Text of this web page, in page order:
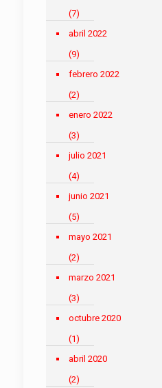
(7)
abril 2022
(9)
febrero 2022
(2)
enero 2022
(3)
julio 2021
(4)
junio 2021
(5)
mayo 2021
(2)
marzo 2021
(3)
octubre 2020
(1)
abril 2020
(2)